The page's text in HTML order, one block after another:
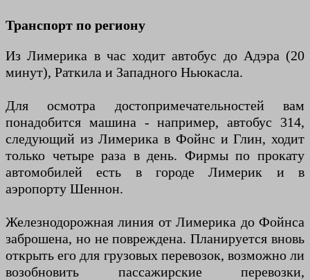
Транспорт по региону
Из Лимерика в час ходит автобус до Адэра (20
минут), Раткила и Западного Ньюкасла.
Для осмотра достопримечательностей вам
понадобится машина - например, автобус 314,
следующий из Лимерика в Фойнс и Глин, ходит
только четыре раза в день. Фирмы по прокату
автомобилей есть в городе Лимерик и в
аэропорту Шеннон.
Железнодорожная линия от Лимерика до Фойнса
заброшена, но не повреждена. Планируется вновь
открыть его для грузовых перевозок, возможно ли
возобновить пассажирские перевозки,